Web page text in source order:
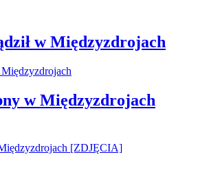
w Międzyzdrojach
w Międzyzdrojach